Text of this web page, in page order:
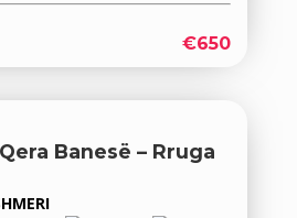
€650
Banesë – Rruga